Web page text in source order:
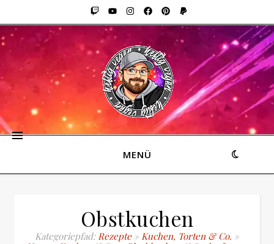
MENÜ
Obstkuchen
Kategoriepfad:Rezepte» Kuchen, Torten & Co. »